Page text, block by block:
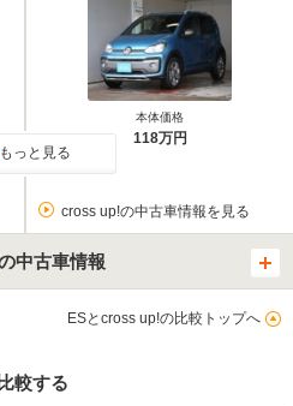
本体価格
118万円
もっと見る
cross up!の中古車情報を見る
中古車情報
ESとcross up!の比較トップへ
較する